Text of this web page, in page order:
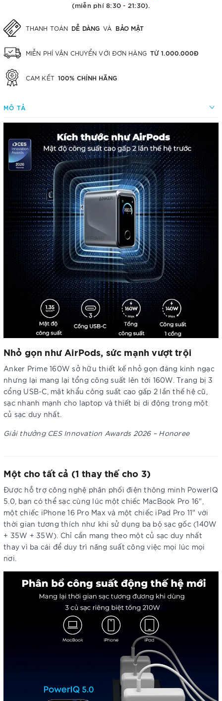
(miễn phí 8:30 - 21:30).
THANH TOÁN DỄ DÀNG VÀ BẢO MẬT
MIỄN PHÍ VẬN CHUYỂN VỚI ĐƠN HÀNG TỪ 1.000.000Đ
CAM KẾT 100% CHÍNH HÃNG
MÔ TẢ
Nhỏ gọn như AirPods, sức mạnh vượt trội
Anker Prime 160W sở hữu thiết kế nhỏ gọn đáng kinh ngạc
nhưng lại mang lại tổng công suất lên tới 160W. Trang bị 3
cổng USB-C, mật khẩu công suất cao gấp 2 lần thế hệ cũ,
sạc nhanh mạnh cho laptop và thiết bị di động trong một
củ sạc duy nhất.
Giải thưởng CES Innovation Awards 2026 – Honoree
Một cho tất cả (1 thay thế cho 3)
Được hỗ trợ công nghệ phân phối điện thông minh PowerIQ
5.0, bạn có thể sạc cùng lúc một chiếc MacBook Pro 16",
một chiếc iPhone 16 Pro Max và một chiếc iPad Pro 11" với
thời gian tương thích như khi sử dụng ba bộ sạc gốc (140W
+ 35W + 35W). Chỉ cần mang theo một củ sạc duy nhất
thay vì ba cái để duy trì năng suất công việc mọi lúc mọi
nơi.